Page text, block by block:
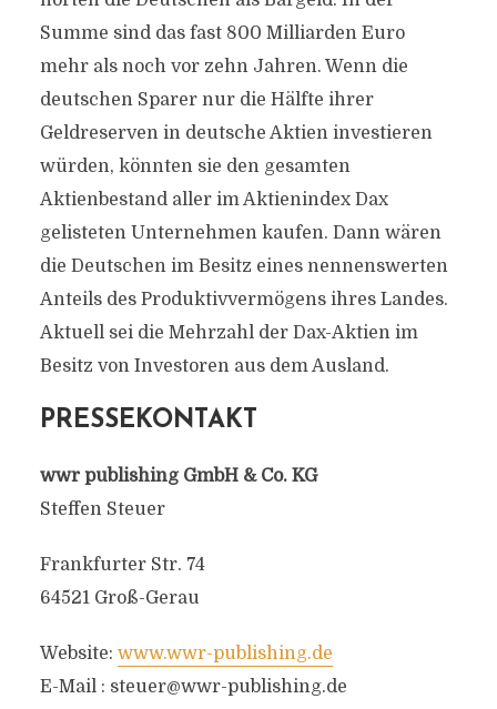
Summe sind das fast 800 Milliarden Euro
mehr als noch vor zehn Jahren. Wenn die
deutschen Sparer nur die Hälfte ihrer
Geldreserven in deutsche Aktien investieren
würden, könnten sie den gesamten
Aktienbestand aller im Aktienindex Dax
gelisteten Unternehmen kaufen. Dann wären
die Deutschen im Besitz eines nennenswerten
Anteils des Produktivvermögens ihres Landes.
Aktuell sei die Mehrzahl der Dax-Aktien im
Besitz von Investoren aus dem Ausland.
PRESSEKONTAKT
wwr publishing GmbH & Co. KG
Steffen Steuer
Frankfurter Str. 74
64521 Groß-Gerau
Website: www.wwr-publishing.de
E-Mail : steuer@wwr-publishing.de